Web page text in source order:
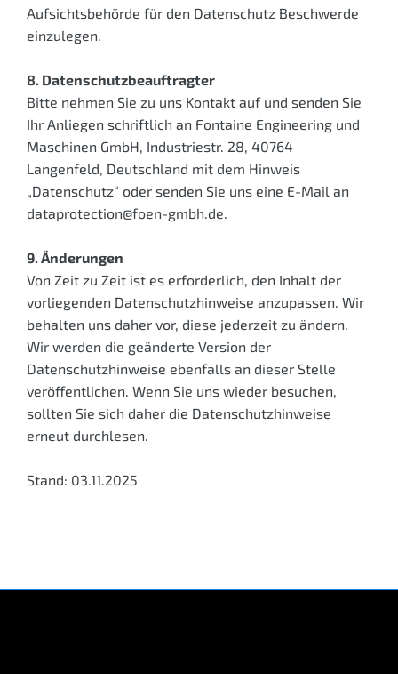
Aufsichtsbehörde für den Datenschutz Beschwerde
einzulegen.
8. Datenschutzbeauftragter
Bitte nehmen Sie zu uns Kontakt auf und senden Sie
Ihr Anliegen schriftlich an Fontaine Engineering und
Maschinen GmbH, Industriestr. 28, 40764
Langenfeld, Deutschland mit dem Hinweis
„Datenschutz“ oder senden Sie uns eine E-Mail an
dataprotection@foen-gmbh.de.
9. Änderungen
Von Zeit zu Zeit ist es erforderlich, den Inhalt der
vorliegenden Datenschutzhinweise anzupassen. Wir
behalten uns daher vor, diese jederzeit zu ändern.
Wir werden die geänderte Version der
Datenschutzhinweise ebenfalls an dieser Stelle
veröffentlichen. Wenn Sie uns wieder besuchen,
sollten Sie sich daher die Datenschutzhinweise
erneut durchlesen.
Stand: 03.11.2025